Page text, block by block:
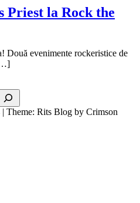
Priest la Rock the
Două evenimente rockeristice de
| Theme: Rits Blog by Crimson